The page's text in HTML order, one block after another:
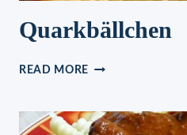
Quarkbällchen
READ MORE QUARKBÄLLCHEN